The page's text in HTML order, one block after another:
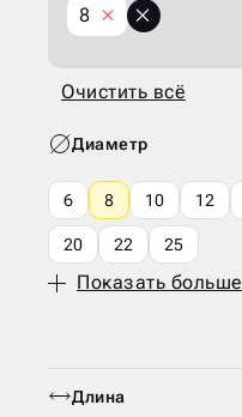
8 X
Очистить
Очистить всё
Диаметр
6 8 10 12
20 22 25
Показать больше
Длина